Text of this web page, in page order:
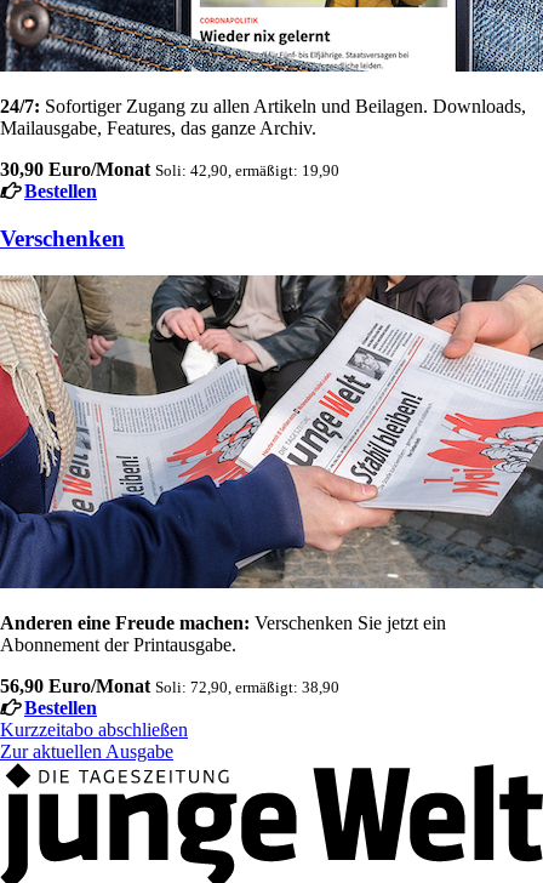
24/7: Sofortiger Zugang zu allen Artikeln und Beilagen. Downloads,
Mailausgabe, Features, das ganze Archiv.
30,90 Euro/Monat Soli: 42,90, ermäßigt: 19,90
Bestellen
Verschenken
Anderen eine Freude machen: Verschenken Sie jetzt ein
Abonnement der Printausgabe.
56,90 Euro/Monat Soli: 72,90, ermäßigt: 38,90
Bestellen
Kurzzeitabo abschließen
Zur aktuellen Ausgabe